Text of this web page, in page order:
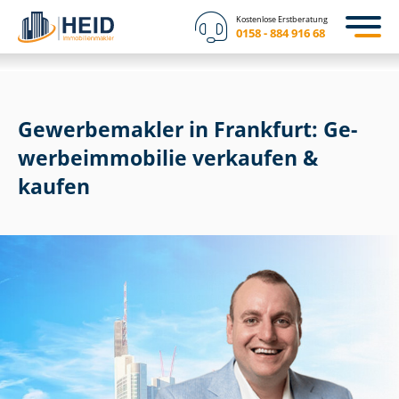
Kostenlose Erstberatung
0158 - 884 916 68
Gewerbemakler in Frankfurt: Ge­
wer­be­im­mo­bi­lie verkaufen &
kaufen